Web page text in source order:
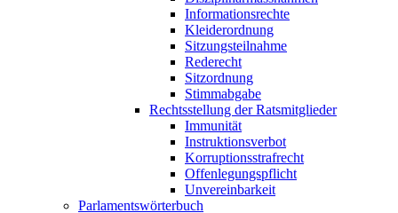
Informationsrechte
Kleiderordnung
Sitzungsteilnahme
Rederecht
Sitzordnung
Stimmabgabe
Rechtsstellung der Ratsmitglieder
Immunität
Instruktionsverbot
Korruptionsstrafrecht
Offenlegungspflicht
Unvereinbarkeit
Parlamentswörterbuch